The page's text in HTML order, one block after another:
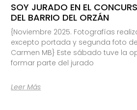
SOY JURADO EN EL
DEL BARRIO DEL ORZÁN
{Noviembre 2025. Fotografías
excepto portada y segunda foto
Carmen MB} Este sábado tuve la
formar parte del jurado
Leer Más